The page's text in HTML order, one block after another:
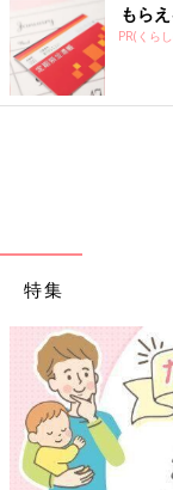
もら
PR(くら
特集